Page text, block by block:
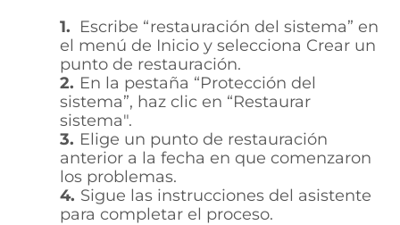
1. Escribe “restauración del sistema” en
el menú de Inicio y selecciona Crear un
punto de restauración.
2. En la pestaña “Protección del
sistema”, haz clic en “Restaurar
sistema".
3. Elige un punto de restauración
anterior a la fecha en que comenzaron
los problemas.
4. Sigue las instrucciones del asistente
para completar el proceso.